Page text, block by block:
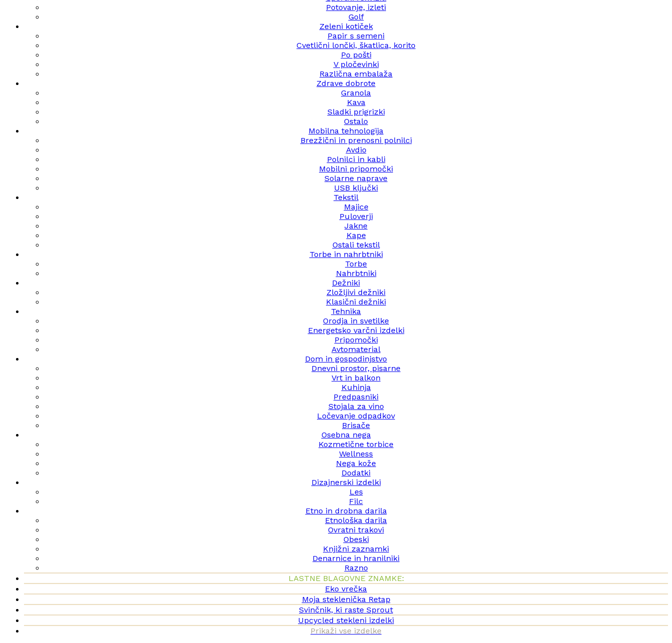
Potovanje, izleti
Golf
Zeleni kotiček
Papir s semeni
Cvetlični lončki, škatlica, korito
Po pošti
V pločevinki
Različna embalaža
Zdrave dobrote
Granola
Kava
Sladki prigrizki
Ostalo
Mobilna tehnologija
Brezžični in prenosni polnilci
Avdio
Polnilci in kabli
Mobilni pripomočki
Solarne naprave
USB ključki
Tekstil
Majice
Puloverji
Jakne
Kape
Ostali tekstil
Torbe in nahrbtniki
Torbe
Nahrbtniki
Dežniki
Zložljivi dežniki
Klasični dežniki
Tehnika
Orodja in svetilke
Energetsko varčni izdelki
Pripomočki
Avtomaterial
Dom in gospodinjstvo
Dnevni prostor, pisarne
Vrt in balkon
Kuhinja
Predpasniki
Stojala za vino
Ločevanje odpadkov
Brisače
Osebna nega
Kozmetične torbice
Wellness
Nega kože
Dodatki
Dizajnerski izdelki
Les
Filc
Etno in drobna darila
Etnološka darila
Ovratni trakovi
Obeski
Knjižni zaznamki
Denarnice in hranilniki
Razno
LASTNE BLAGOVNE ZNAMKE:
Eko vrečka
Moja steklenička Retap
Svinčnik, ki raste Sprout
Upcycled stekleni izdelki
Prikaži vse izdelke